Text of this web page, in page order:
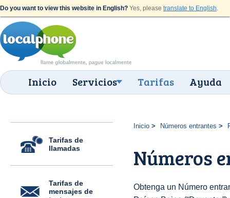
Do you want to view this website in English? Yes, please translate to English.
Inicio Servicios Tarifas Ayuda
Tarifas de
llamadas
Tarifas de
mensajes de
Inicio Números entrantes
Números
Obtenga un Número